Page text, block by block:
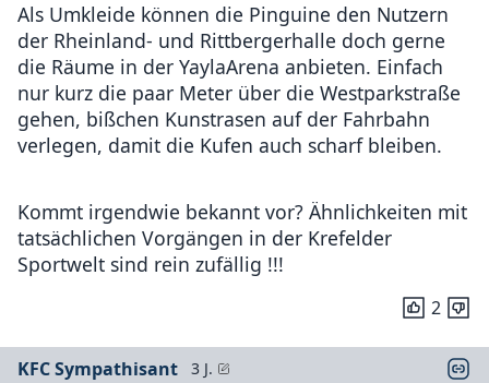
Als Umkleide können die Pinguine den Nutzern
der Rheinland- und Rittbergerhalle doch gerne
die Räume in der YaylaArena anbieten. Einfach
nur kurz die paar Meter über die Westparkstraße
gehen, bißchen Kunstrasen auf der Fahrbahn
verlegen, damit die Kufen auch scharf bleiben.
Kommt irgendwie bekannt vor? Ähnlichkeiten mit
tatsächlichen Vorgängen in der Krefelder
Sportwelt sind rein zufällig !!!
2
KFC Sympathisant 3 J.